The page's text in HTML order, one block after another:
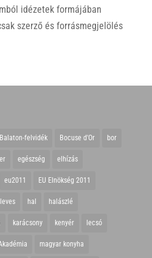
idézetek formájában
szerző és forrásmegjelölés
Balaton-felvidék Bocuse d'Or bor
egészség elhízás
eu2011 EU Elnökség 2011
hal halászlé
karácsony kenyér lecsó
magyar konyha